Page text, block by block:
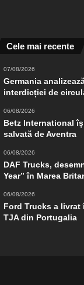
Cele mai recente
07/08/2026
Germania
interdicției de
06/08/2026
Betz International
salvată de Aventra
06/08/2026
DAF Trucks,
Year” în Marea
06/08/2026
Ford Trucks a livrat
TJA din Portugalia